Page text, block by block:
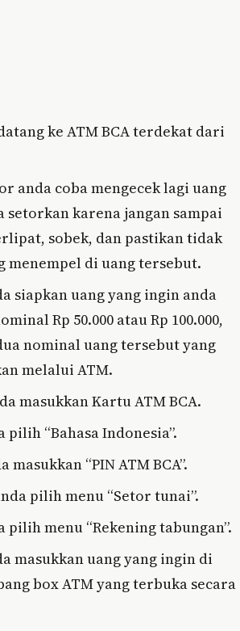
ke ATM BCA terdekat dari
anda coba mengecek lagi uang
setorkan karena jangan sampai
sobek, dan pastikan tidak
menempel di uang tersebut.
siapkan uang yang ingin anda
Rp 50.000 atau Rp 100.000,
nominal uang tersebut yang
melalui ATM.
masukkan Kartu ATM BCA.
pilih “Bahasa Indonesia”.
masukkan “PIN ATM BCA”.
pilih menu “Setor tunai”.
pilih menu “Rekening tabungan”.
masukkan uang yang ingin di
box ATM yang terbuka secara